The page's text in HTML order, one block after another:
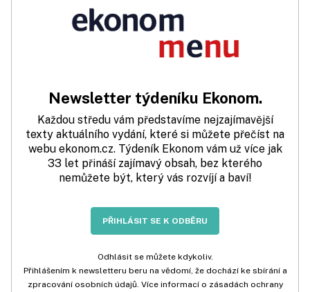
Newsletter týdeníku Ekonom.
Každou středu vám představíme nejzajímavější
texty aktuálního vydání, které si můžete přečíst na
webu ekonom.cz. Týdeník Ekonom vám už více jak
33 let přináší zajímavý obsah, bez kterého
nemůžete být, který vás rozvíjí a baví!
PŘIHLÁSIT SE K ODBĚRU
Odhlásit se můžete kdykoliv.
Přihlášením k newsletteru beru na vědomí, že dochází ke sbírání a
zpracování osobních údajů. Více informací o zásadách ochrany